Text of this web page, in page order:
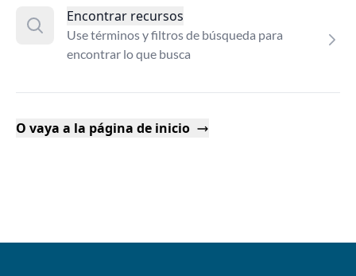
Encontrar recursos
Use términos y filtros de búsqueda para
encontrar lo que busca
O vaya a la página de inicio